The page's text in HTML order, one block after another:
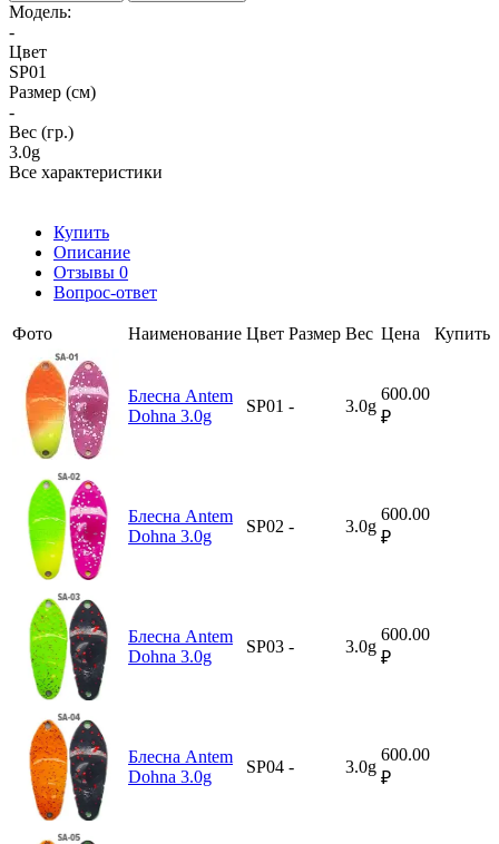
Модель:
-
Цвет
SP01
Размер (см)
-
Вес (гр.)
3.0g
Все характеристики
Купить
Описание
Отзывы 0
Вопрос-ответ
Фото Наименование Цвет Размер Вес Цена Купить
Блесна Antem
Dohna 3.0g
SP01 - 3.0g
600.00
₽
Блесна Antem
Dohna 3.0g
SP02 - 3.0g
600.00
₽
Блесна Antem
Dohna 3.0g
SP03 - 3.0g
600.00
₽
Блесна Antem
Dohna 3.0g
SP04 - 3.0g
600.00
₽